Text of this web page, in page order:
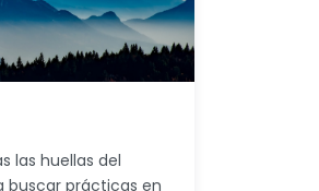
las huellas del
buscar prácticas en